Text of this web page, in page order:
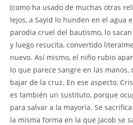
(como ha usado de muchas otras
lejos, a Sayid lo hunden en el agua
parodia cruel del bautismo, lo
y luego resucita, convertido
nuevo. Así mismo, el niño rubio
lo que parece sangre en las manos,
bajar de la cruz. En ese aspecto,
es también un sustituto, porque
para salvar a la mayoría. Se
la misma forma en la que Jacob se